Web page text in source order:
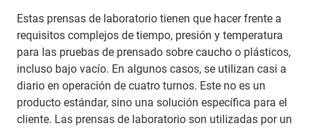
Estas prensas de laboratorio tienen que hacer frente a
requisitos complejos de tiempo, presión y temperatura
para las pruebas de prensado sobre caucho o plásticos,
incluso bajo vacío. En algunos casos, se utilizan casi a
diario en operación de cuatro turnos. Este no es un
producto estándar, sino una solución específica para el
cliente. Las prensas de laboratorio son utilizadas por un